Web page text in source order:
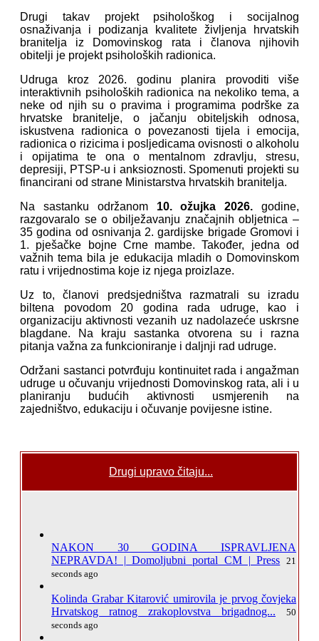
Drugi takav projekt psihološkog i socijalnog
osnaživanja i podizanja kvalitete življenja hrvatskih
branitelja iz Domovinskog rata i članova njihovih
obitelji je projekt psiholoških radionica.
Udruga kroz 2026. godinu planira provoditi više
interaktivnih psiholoških radionica na nekoliko tema, a
neke od njih su o pravima i programima podrške za
hrvatske branitelje, o jačanju obiteljskih odnosa,
iskustvena radionica o povezanosti tijela i emocija,
radionica o rizicima i posljedicama ovisnosti o alkoholu
i opijatima te ona o mentalnom zdravlju, stresu,
depresiji, PTSP-u i anksioznosti. Spomenuti projekti su
financirani od strane Ministarstva hrvatskih branitelja.
Na sastanku održanom 10. ožujka 2026. godine,
razgovaralo se o obilježavanju značajnih obljetnica –
35 godina od osnivanja 2. gardijske brigade Gromovi i
1. pješačke bojne Crne mambe. Također, jedna od
važnih tema bila je edukacija mladih o Domovinskom
ratu i vrijednostima koje iz njega proizlaze.
Uz to, članovi predsjedništva razmatrali su izradu
biltena povodom 20 godina rada udruge, kao i
organizaciju aktivnosti vezanih uz nadolazeće uskrsne
blagdane. Na kraju sastanka otvorena su i razna
pitanja važna za funkcioniranje i daljnji rad udruge.
Održani sastanci potvrđuju kontinuitet rada i angažman
udruge u očuvanju vrijednosti Domovinskog rata, ali i u
planiranju budućih aktivnosti usmjerenih na
zajedništvo, edukaciju i očuvanje povijesne istine.
Drugi upravo čitaju...
NAKON 30 GODINA ISPRAVLJENA
NEPRAVDA! | Domoljubni portal CM | Press
21
seconds ago
Kolinda Grabar Kitarović umirovila je prvog čovjeka
Hrvatskog ratnog zrakoplovstva brigadnog...
50
seconds ago